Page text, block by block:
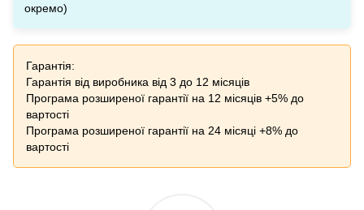
окремо)
Гарантія:
Гарантія від виробника від 3 до 12 місяців
Програма розширеної гарантії на 12 місяців +5% до
вартості
Програма розширеної гарантії на 24 місяці +8% до
вартості